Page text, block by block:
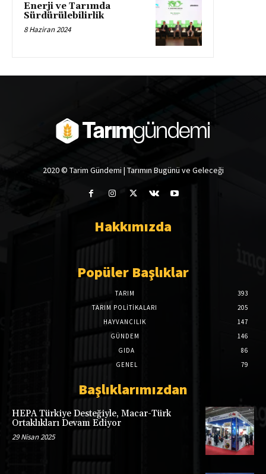
Enerji ve Tarımda
Sürdürülebilirlik
8 Haziran 2024
2020 © Tarim Gündemi | Tarımın Bugünü ve Geleceği
Hakkımızda
Popüler Başlıklar
TARIM
393
TARIM POLITIKALARI
205
HAYVANCILIK
147
GÜNDEM
146
GIDA
86
GENEL
79
Başlıklarımızdan
HEPA Türkiye Desteğiyle, Macar-Türk
Ortaklıkları Devam Ediyor
29 Nisan 2025